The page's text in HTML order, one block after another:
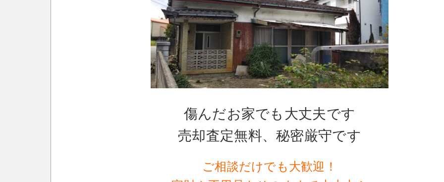
傷んだお家でも大丈夫です
売却査定無料、秘密厳守です
ご相談だけでも大歓迎！